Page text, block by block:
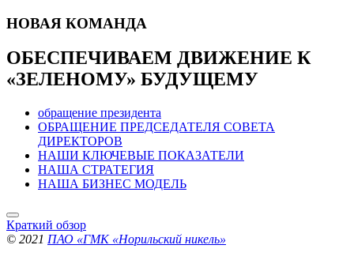
НОВАЯ КОМАНДА
ОБЕСПЕЧИВАЕМ ДВИЖЕНИЕ К
«ЗЕЛЕНОМУ» БУДУЩЕМУ
обращение президента
ОБРАЩЕНИЕ ПРЕДСЕДАТЕЛЯ СОВЕТА
ДИРЕКТОРОВ
НАШИ КЛЮЧЕВЫЕ ПОКАЗАТЕЛИ
НАША СТРАТЕГИЯ
НАША БИЗНЕС МОДЕЛЬ
Краткий обзор
© 2021 ПАО «ГМК «Норильский никель»